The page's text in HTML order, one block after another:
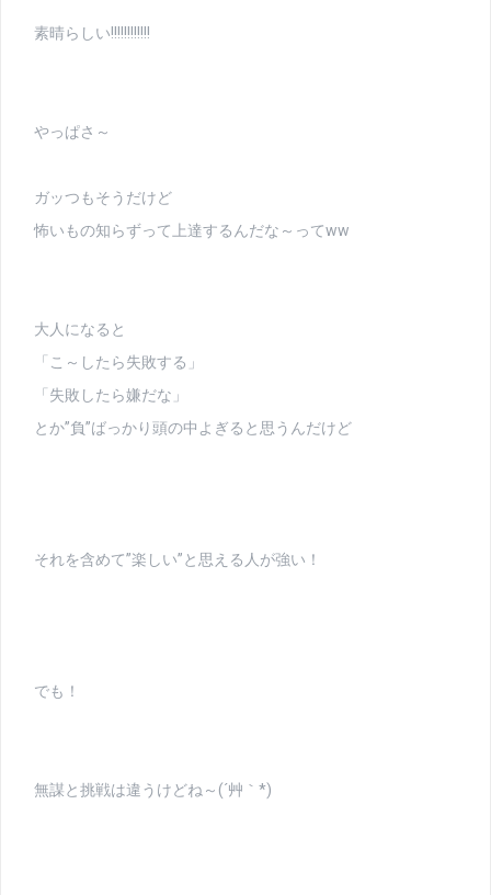
素晴らしい!!!!!!!!!!!!
やっぱさ～
ガッつもそうだけど
怖いもの知らずって上達するんだな～ってww
大人になると
「こ～したら失敗する」
「失敗したら嫌だな」
とか”負”ばっかり頭の中よぎると思うんだけど
それを含めて”楽しい”と思える人が強い！
でも！
無謀と挑戦は違うけどね～(´艸｀*)